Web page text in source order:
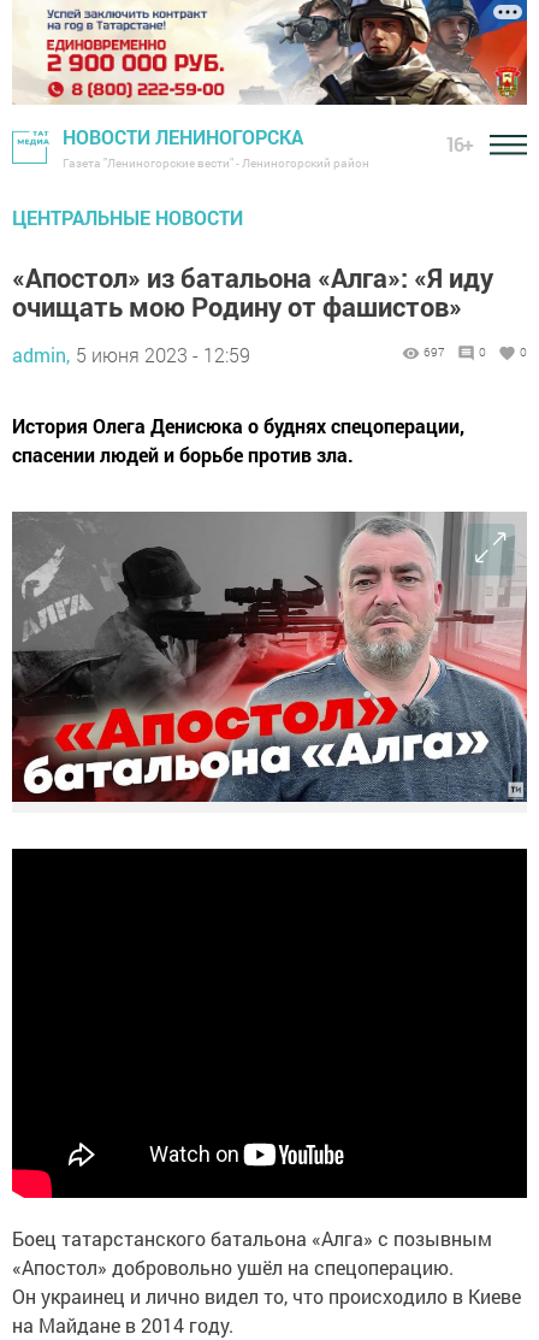
НОВОСТИ ЛЕНИНОГОРСКА
Газета "Лениногорские вести" - Лениногорский район
16+
ЦЕНТРАЛЬНЫЕ НОВОСТИ
«Апостол» из батальона «Алга»: «Я иду
очищать мою Родину от фашистов»
admin, 5 июня 2023 - 12:59 697 0 0
История Олега Денисюка о буднях спецоперации,
спасении людей и борьбе против зла.
Боец татарстанского батальона «Алга» с позывным
«Апостол» добровольно ушёл на спецоперацию.
Он украинец и лично видел то, что происходило в Киеве
на Майдане в 2014 году.